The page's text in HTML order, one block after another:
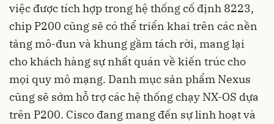
việc được tích hợp trong hệ thống cố định 8223,
chip P200 cũng sẽ có thể triển khai trên các nền
tảng mô-đun và khung gầm tách rời, mang lại
cho khách hàng sự nhất quán về kiến trúc cho
mọi quy mô mạng. Danh mục sản phẩm Nexus
cũng sẽ sớm hỗ trợ các hệ thống chạy NX-OS dựa
trên P200. Cisco đang mang đến sự linh hoạt và